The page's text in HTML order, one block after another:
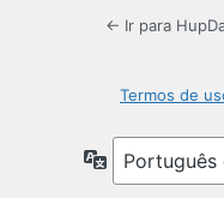
← Ir para
Termos de
Idioma